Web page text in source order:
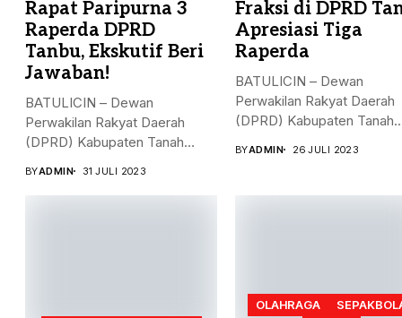
Rapat Paripurna 3
Raperda DPRD
Tanbu, Ekskutif Beri
Jawaban!
BATULICIN – Dewan
Perwakilan Rakyat Daerah
(DPRD) Kabupaten Tanah
BYADMIN 31 JULI 2023
Fraksi di DPRD
Apresiasi Tiga
Raperda
BATULICIN – Dewan
Perwakilan Rakyat Daerah
(DPRD) Kabupaten Tanah
BYADMIN 26 JULI 2023
OLAHRAGA